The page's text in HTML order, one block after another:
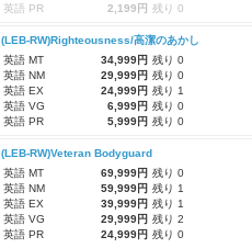
英語 PR
2,199円 残り 0
(LEB-RW)Righteousness/高潔のあかし
英語 MT
34,999円 残り 0
英語 NM
29,999円 残り 0
英語 EX
24,999円 残り 1
英語 VG
6,999円 残り 0
英語 PR
5,999円 残り 0
(LEB-RW)Veteran Bodyguard
英語 MT
69,999円 残り 0
英語 NM
59,999円 残り 1
英語 EX
39,999円 残り 1
英語 VG
29,999円 残り 2
英語 PR
24,999円 残り 0